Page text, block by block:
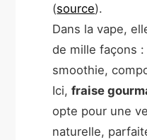
(source).
Dans la vape,
de mille façons
smoothie,
Ici,fraise
opte pour une
naturelle,